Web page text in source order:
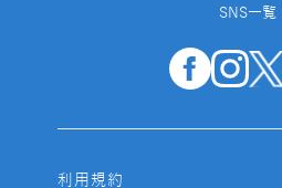
SNS一覧
利用規約